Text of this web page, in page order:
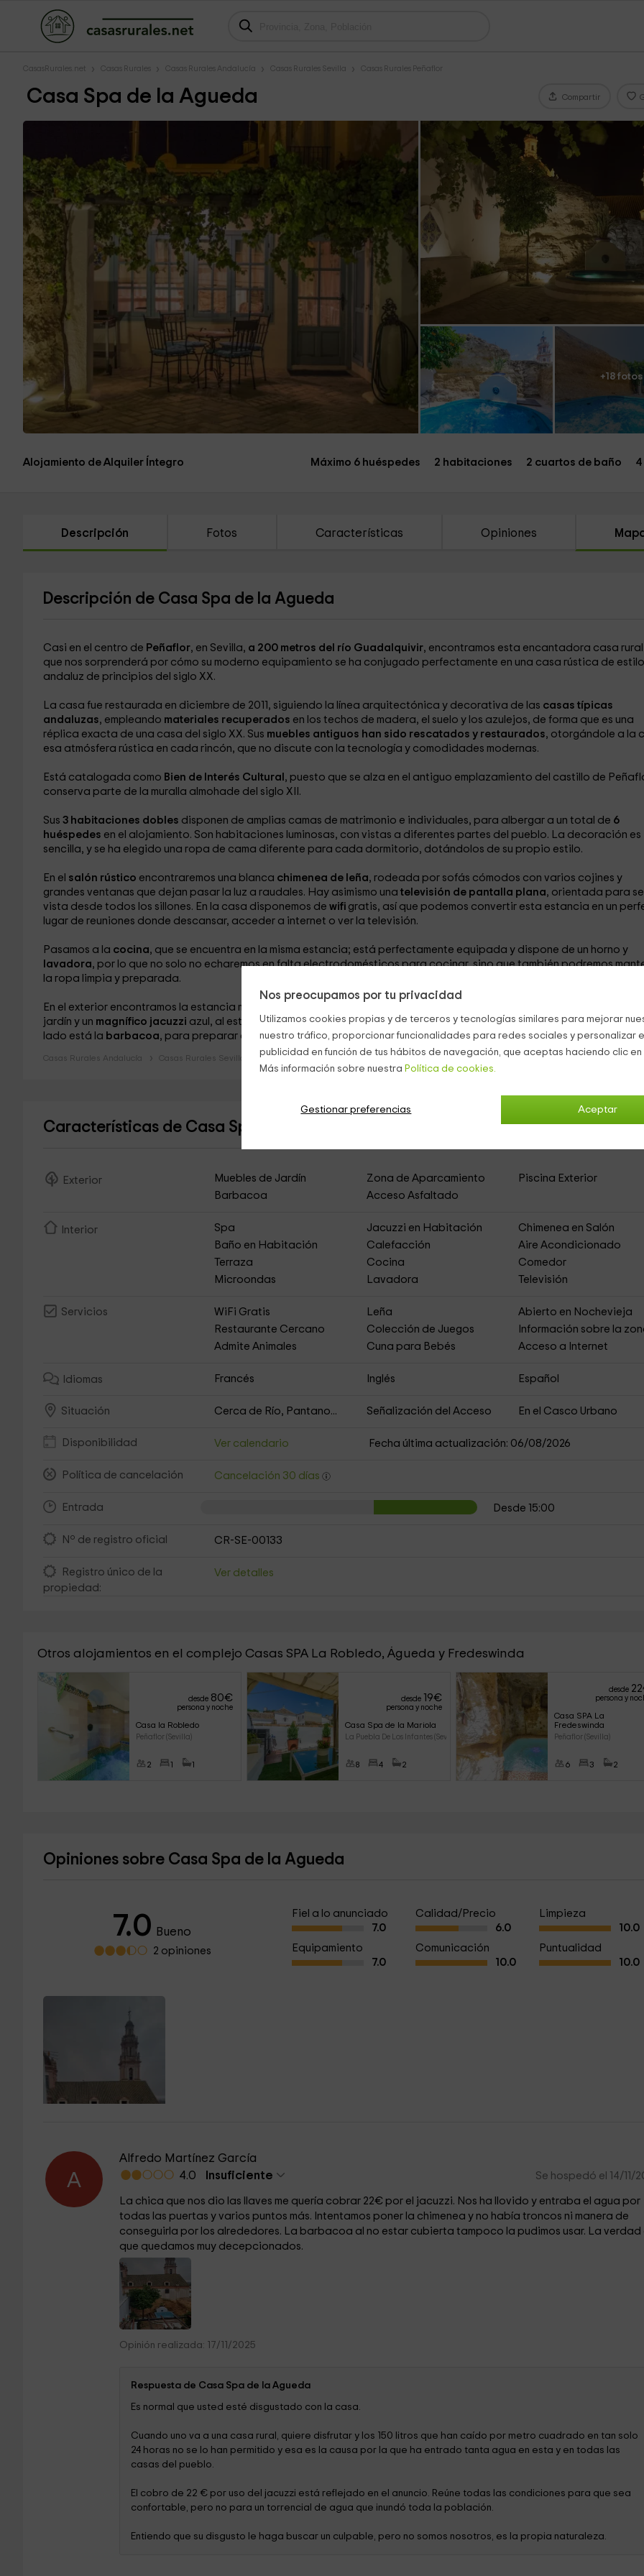
Nos preocupamos por tu privacidad
Utilizamos cookies propias y de terceros y tecnologías similares para mejorar
nuestro tráfico, proporcionar funcionalidades para redes sociales y personalizar
publicidad en función de tus hábitos de navegación, que aceptas haciendo clic
Más información sobre nuestra Política de cookies.
Aceptar
Gestionar preferencias
CasasRurales.net Casas Rurales Casas Rurales Andalucía Casas Rurales Sevilla Casas Rurales Peñaflor
Casa Spa de la Agueda Compartir
+18 fotos
Alojamiento de Alquiler Íntegro Máximo 6 huéspedes 2 habitaciones 2 cuartos de baño
Descripción Fotos Características Opiniones
Descripción de Casa Spa de la Agueda
Casi en el centro de Peñaflor, en Sevilla, a 200 metros del río Guadalquivir, encontramos esta encantadora casa
que nos sorprenderá por cómo su moderno equipamiento se ha conjugado perfectamente en una casa rústica de estilo
andaluz de principios del siglo XX.
La casa fue restaurada en diciembre de 2011, siguiendo la línea arquitectónica y decorativa de las casas típicas
andaluzas, empleando materiales recuperados en los techos de madera, el suelo y los azulejos, de forma que es una
réplica exacta de una casa del siglo XX. Sus muebles antiguos han sido rescatados y restaurados, otorgándole a la
esa atmósfera rústica en cada rincón, que no discute con la tecnología y comodidades modernas.
Está catalogada como Bien de Interés Cultural , puesto que se alza en el antiguo emplazamiento del castillo de
conserva parte de la muralla almohade del siglo XII.
Sus 3 habitaciones dobles disponen de amplias camas de matrimonio e individuales, para albergar a un total de 6
huéspedes en el alojamiento. Son habitaciones luminosas, con vistas a diferentes partes del pueblo. La decoración es
sencilla, y se ha elegido una ropa de cama diferente para cada dormitorio, dotándolos de su propio estilo.
En el salón rústico encontraremos una blanca chimenea de leña, rodeada por sofás cómodos con varios cojines y
grandes ventanas que dejan pasar la luz a raudales. Hay asimismo una televisión de pantalla plana, orientada para
vista desde todos los sillones. En la casa disponemos de wifi gratis, así que podemos convertir esta estancia en un
lugar de reuniones donde descansar, acceder a internet o ver la televisión.
Pasamos a la cocina, que se encuentra en la misma estancia; está perfectamente equipada y dispone de un horno y
lavadora, por lo que no solo no echaremos en falta electrodomésticos para cocinar, sino que también podremos
la ropa limpia y preparada.
En el exterior encontramos la estancia más interesante de la casa: aquí está el
jardín y un magnífico jacuzzi azul, al estilo de una fuente, al fondo del patio. Un parral arroja sombra sobre elporche, y
lado está la barbacoa, para preparar estupendas comidas al aire libre, con el rumor de la fuente como banda sonora.
Casas Rurales Andalucía Casas Rurales Sevilla
Características de Casa Spa de la Agueda (Casa Rural de Alquiler Íntegro)
Exterior Muebles de Jardín Zona de Aparcamiento
Piscina Exterior
Barbacoa
Acceso Asfaltado
Interior Spa Jacuzzi en Habitación
Chimenea en Salón
Baño en Habitación
Calefacción
Aire Acondicionado
Terraza
Cocina
Comedor
Microondas
Lavadora Televisión
Servicios WiFi Gratis Leña
Abierto en Nochevieja
Restaurante Cercano
Colección de Juegos
Información sobre la
Admite Animales
Cuna para Bebés Acceso a Internet
Idiomas Francés Inglés Español
Situación Cerca de Río, Pantano... Señalización del Acceso En el Casco Urbano
Disponibilidad Ver calendario Fecha última actualización: 06/08/2026
Política de cancelación Cancelación 30 días
Entrada Desde 15:00
Nº de registro oficial CR-SE-00133
Registro único de la
propiedad:
Ver detalles
Otros alojamientos en el complejo Casas SPA La Robledo, Águeda y Fredeswinda
desde 80€
persona y noche
Casa la Robledo
Peñaflor (Sevilla)
2 1 1
desde 19€
persona y noche
Casa Spa de la Mariola
La Puebla De Los Infantes (Sev
8 4 2
desde 22
persona y
Casa SPA La
Fredeswinda
Peñaflor (Sevilla)
6 3 2
Opiniones sobre Casa Spa de la Agueda
7.0 Bueno
2 opiniones
Fiel a lo anunciado
7.0
Calidad/Precio
6.0
Limpieza
10.0
Equipamiento
7.0
Comunicación
10.0
Puntualidad
10.0
A
Alfredo Martínez García
Se hospedó el 14/11/
4.0 Insuficiente
La chica que nos dio las llaves me quería cobrar 22€ por el jacuzzi. Nos ha llovido y entraba el agua por
todas las puertas y varios puntos más. Intentamos poner la chimenea y no había troncos ni manera de
conseguirla por los alrededores. La barbacoa al no estar cubierta tampoco la pudimos usar. La verdad
que quedamos muy decepcionados.
Opinión realizada: 17/11/2025
Respuesta de Casa Spa de la Agueda
Es normal que usted esté disgustado con la casa.
Cuando uno va a una casa rural, quiere disfrutar y los 150 litros que han caído por metro cuadrado en tan solo
24 horas no se lo han permitido y esa es la causa por la que ha entrado tanta agua en esta y en todas las
casas del pueblo.
El cobro de 22 € por uso del jacuzzi está reflejado en el anuncio. Reúne todas las condiciones para que sea
confortable, pero no para un torrencial de agua que inundó toda la población.
Entiendo que su disgusto le haga buscar un culpable, pero no somos nosotros, es la propia naturaleza.